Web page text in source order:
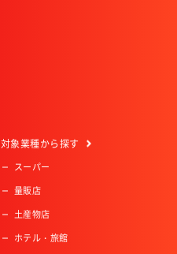
対象業種から探す
スーパー
量販店
土産物店
ホテル・旅館